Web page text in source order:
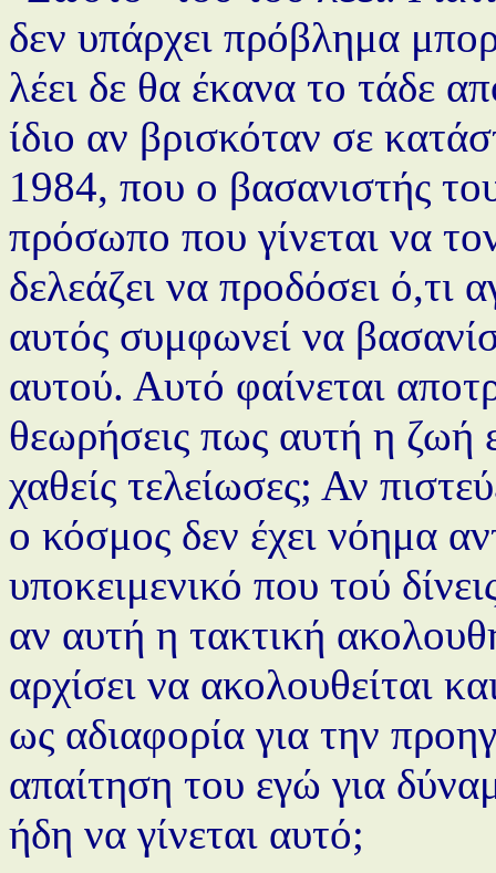
δεν υπάρχει πρόβλημα
λέει δε θα έκανα το τάδε
ίδιο αν βρισκόταν σε
1984, που ο βασανιστής
πρόσωπο που γίνεται να
δελεάζει να προδόσει ό,τι
αυτός συμφωνεί να
αυτού. Αυτό φαίνεται
θεωρήσεις πως αυτή η ζωή
χαθείς τελείωσες; Αν
ο κόσμος δεν έχει νόημα
υποκειμενικό που τού
αν αυτή η τακτική
αρχίσει να ακολουθείται
ως αδιαφορία για την
απαίτηση του εγώ για
ήδη να γίνεται αυτό;